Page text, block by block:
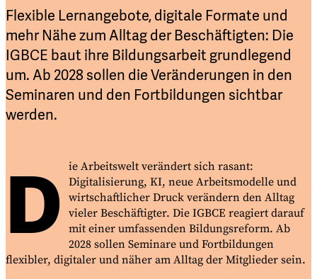
Flexible Lernangebote, digitale Formate und
mehr Nähe zum Alltag der Beschäftigten: Die
IGBCE baut ihre Bildungsarbeit grundlegend
um.Ab 2028 sollen die Veränderungen in den
Seminaren und den Fortbildungen sichtbar
werden.
D ie Arbeitswelt verändert sich rasant:
Digitalisierung, KI, neue Arbeitsmodelle und
wirtschaftlicher Druck verändern den Alltag
vieler Beschäftigter. Die IGBCE reagiert darauf
mit einer umfassenden Bildungsreform. Ab
2028 sollen Seminare und Fortbildungen
flexibler, digitaler und näher am Alltag der Mitglieder sein.